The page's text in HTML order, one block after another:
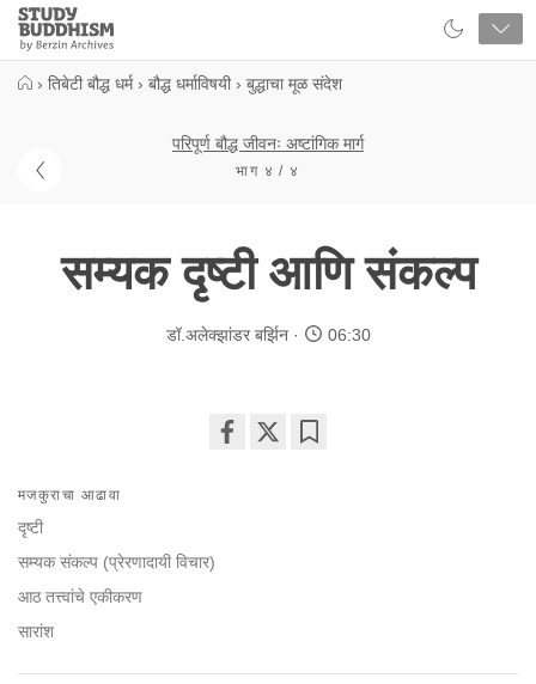
Close
Study
Buddhism
Home
› तिबेटी बौद्ध धर्म › बौद्ध धर्माविषयी › बुद्धाचा मूळ संदेश
परिपूर्ण बौद्ध जीवनः अष्टांगिक मार्ग
भाग ४ / ४
सम्यक दृष्टी आणि संकल्प
डॉ.अलेक्झांडर बर्झिन 06:30
मजकुराचा आढावा
दृष्टी
सम्यक संकल्प (प्रेरणादायी विचार)
आठ तत्त्वांचे एकीकरण
सारांश